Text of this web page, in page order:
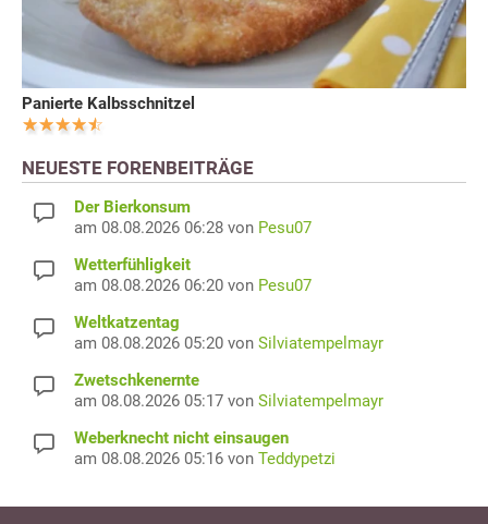
Panierte Kalbsschnitzel
NEUESTE FORENBEITRÄGE
Der Bierkonsum
am 08.08.2026 06:28 von Pesu07
Wetterfühligkeit
am 08.08.2026 06:20 von Pesu07
Weltkatzentag
am 08.08.2026 05:20 von Silviatempelmayr
Zwetschkenernte
am 08.08.2026 05:17 von Silviatempelmayr
Weberknecht nicht einsaugen
am 08.08.2026 05:16 von Teddypetzi